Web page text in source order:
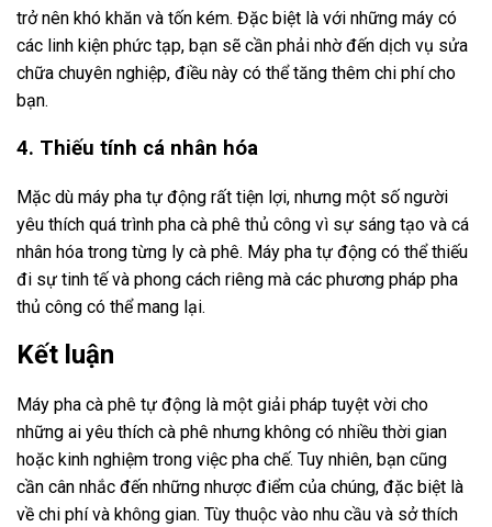
trở nên khó khăn và tốn kém. Đặc biệt là với những máy có
các linh kiện phức tạp, bạn sẽ cần phải nhờ đến dịch vụ sửa
chữa chuyên nghiệp, điều này có thể tăng thêm chi phí cho
bạn.
4. Thiếu tính cá nhân hóa
Mặc dù máy pha tự động rất tiện lợi, nhưng một số người
yêu thích quá trình pha cà phê thủ công vì sự sáng tạo và cá
nhân hóa trong từng ly cà phê. Máy pha tự động có thể thiếu
đi sự tinh tế và phong cách riêng mà các phương pháp pha
thủ công có thể mang lại.
Kết luận
Máy pha cà phê tự động là một giải pháp tuyệt vời cho
những ai yêu thích cà phê nhưng không có nhiều thời gian
hoặc kinh nghiệm trong việc pha chế. Tuy nhiên, bạn cũng
cần cân nhắc đến những nhược điểm của chúng, đặc biệt là
về chi phí và không gian. Tùy thuộc vào nhu cầu và sở thích